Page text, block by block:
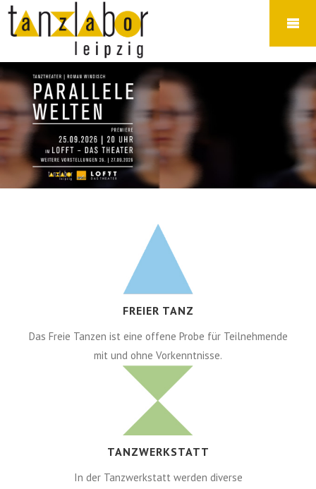
FREIER TANZ
Das Freie Tanzen ist eine offene Probe für Teilnehmende
mit und ohne Vorkenntnisse.
TANZWERKSTATT
In der Tanzwerkstatt werden diverse